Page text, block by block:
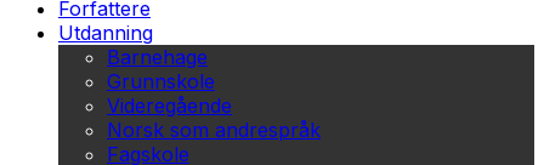
Forfattere
Utdanning
Barnehage
Grunnskole
Videregående
Norsk som andrespråk
Fagskole